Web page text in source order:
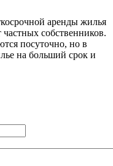
аренды жилья
собственников.
посуточно, но в
на больший срок и